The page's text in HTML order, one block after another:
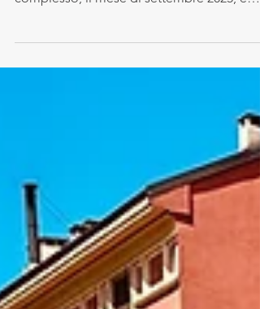
decisamente più fresca della norma , nel
risultato leggermente...